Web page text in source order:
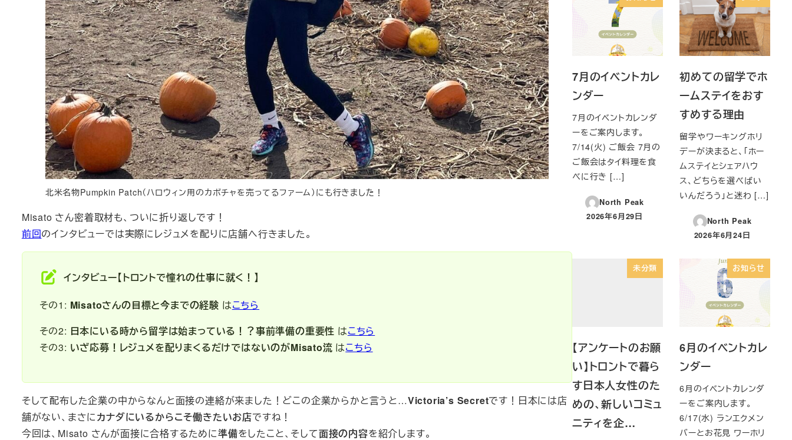
北米名物Pumpkin Patch（ハロウィン用のカボチャを売ってるファーム）にも行きました！
Misato さん密着取材も、ついに折り返しです！
前回のインタビューでは実際にレジュメを配りに店舗へ行きました。
インタビュー【トロントで憧れの仕事に就く！】
その1: Misatoさんの目標と今までの経験 はこちら
その2: 日本にいる時から留学は始まっている！？事前準備の重要性 はこちら
その3: いざ応募！レジュメを配りまくるだけではないのがMisato流 はこちら
そして配布した企業の中からなんと面接の連絡が来ました！どこの企業からかと言うと…Victoria’s Secretです！日本には店
舗がない、まさにカナダにいるからこそ働きたいお店ですね！
今回は、Misato さんが面接に合格するために準備をしたこと、そして面接の内容を紹介します。
7月のイベントカレ
ンダー
7月のイベントカレンダ
ーをご案内します。
7/14(火) ご飯会 7月の
ご飯会はタイ料理を食
べに行き […]
North Peak
投稿日
2026年6月29日
初めての留学でホ
ームステイをおす
すめする理由
留学やワーキングホリ
デーが決まると、「ホー
ムステイとシェアハウ
ス、どちらを選べばい
いんだろう」と迷わ […]
North Peak
投稿日
2026年6月24日
未分類
【アンケートのお願
い】トロントで暮ら
す日本人女性のた
めの、新しいコミュ
ニティを企…
お知らせ
6月のイベントカレ
ンダー
6月のイベントカレンダ
ーをご案内します。
6/17(水) ランエクメン
バーとお花見 ワーホリ